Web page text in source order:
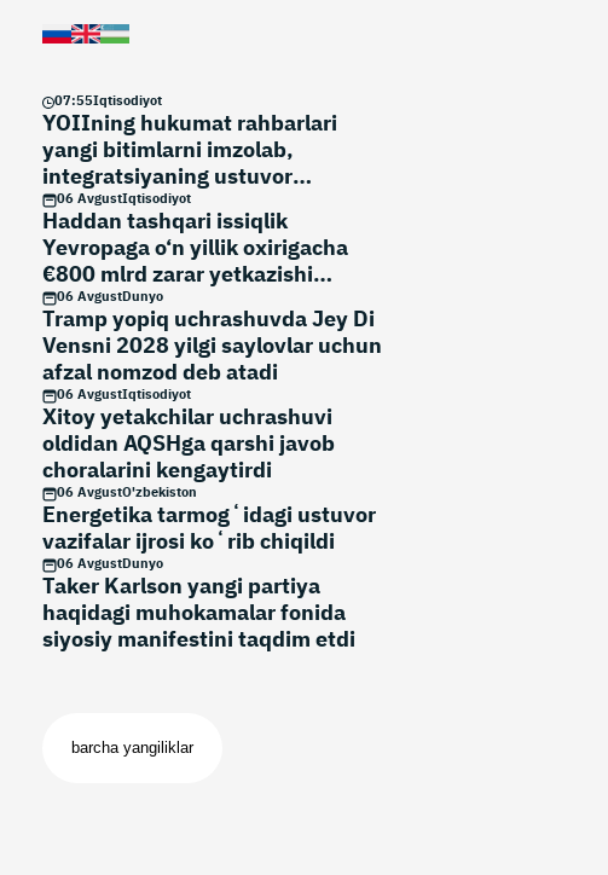
07:55Iqtisodiyot
YOIIning hukumat rahbarlari
yangi bitimlarni imzolab,
integratsiyaning ustuvor
yo‘nalishlarini belgiladi
06 AvgustIqtisodiyot
Haddan tashqari issiqlik
Yevropaga o‘n yillik oxirigacha
€800 mlrd zarar yetkazishi
mumkin
06 AvgustDunyo
Tramp yopiq uchrashuvda Jey Di
Vensni 2028 yilgi saylovlar uchun
afzal nomzod deb atadi
06 AvgustIqtisodiyot
Xitoy yetakchilar uchrashuvi
oldidan AQSHga qarshi javob
choralarini kengaytirdi
06 AvgustO'zbekiston
Energetika tarmogʻidagi ustuvor
vazifalar ijrosi koʻrib chiqildi
06 AvgustDunyo
Taker Karlson yangi partiya
haqidagi muhokamalar fonida
siyosiy manifestini taqdim etdi
barcha yangiliklar